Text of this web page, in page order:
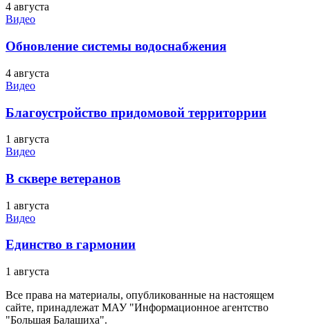
4 августа
Видео
Обновление системы водоснабжения
4 августа
Видео
Благоустройство придомовой территоррии
1 августа
Видео
В сквере ветеранов
1 августа
Видео
Единство в гармонии
1 августа
Все права на материалы, опубликованные на настоящем
сайте, принадлежат МАУ "Информационное агентство
"Большая Балашиха".